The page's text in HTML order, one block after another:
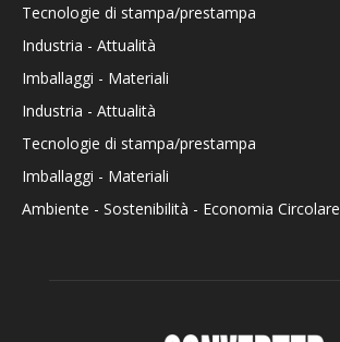
Tecnologie di stampa/prestampa
Industria - Attualità
Imballaggi - Materiali
Industria - Attualità
Tecnologie di stampa/prestampa
Imballaggi - Materiali
Ambiente - Sostenibilità - Economia Circolare